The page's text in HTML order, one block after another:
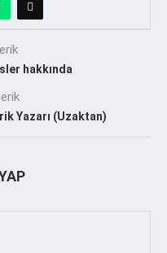
hakkında
Yazarı (Uzaktan)